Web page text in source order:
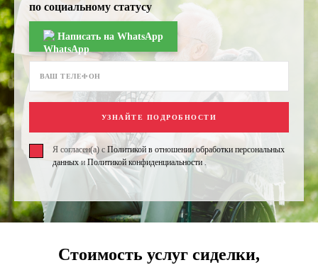
по социальному статусу
Написать на WhatsApp
УЗНАЙТЕ ПОДРОБНОСТИ
Я согласен(а) с Политикой в отношении обработки персональных
данныхи Политикой конфиденциальности
Стоимость услуг сиделки,